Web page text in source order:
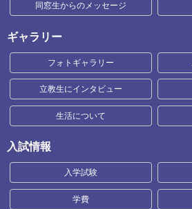
同窓生からのメッセージ
ギャラリー
フォトギャラリー
立教生にインタビュー
生活について
入試情報
入学試験
学費